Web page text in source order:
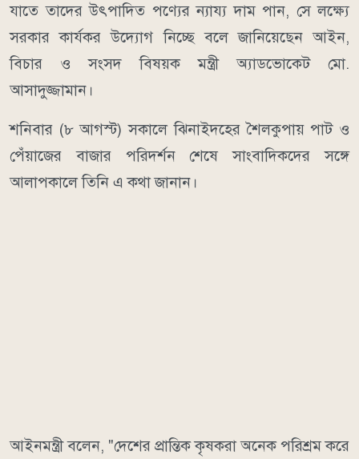
যাতে তাদের উৎপাদিত পণ্যের ন্যায্য দাম পান, সে লক্ষ্যে
সরকার কার্যকর উদ্যোগ নিচ্ছে বলে জানিয়েছেন আইন,
বিচার ও সংসদ বিষয়ক মন্ত্রী অ্যাডভোকেট মো.
আসাদুজ্জামান।
শনিবার (৮ আগস্ট) সকালে ঝিনাইদহের শৈলকুপায় পাট ও
পেঁয়াজের বাজার পরিদর্শন শেষে সাংবাদিকদের সঙ্গে
আলাপকালে তিনি এ কথা জানান।
আইনমন্ত্রী বলেন, "দেশের প্রান্তিক কৃষকরা অনেক পরিশ্রম করে